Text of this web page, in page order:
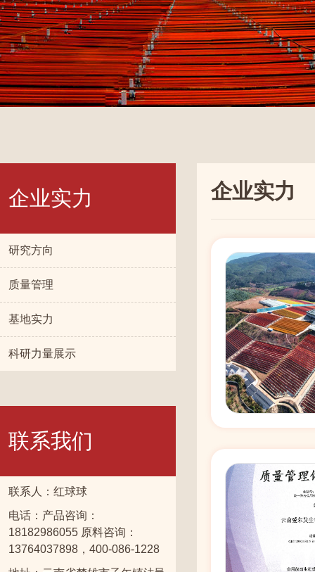
企业实力
研究方向
质量管理
基地实力
科研力量展示
联系我们
联系人：红球球
电话：产品咨询：
18182986055 原料咨询：
13764037898，400-086-1228
企业实力